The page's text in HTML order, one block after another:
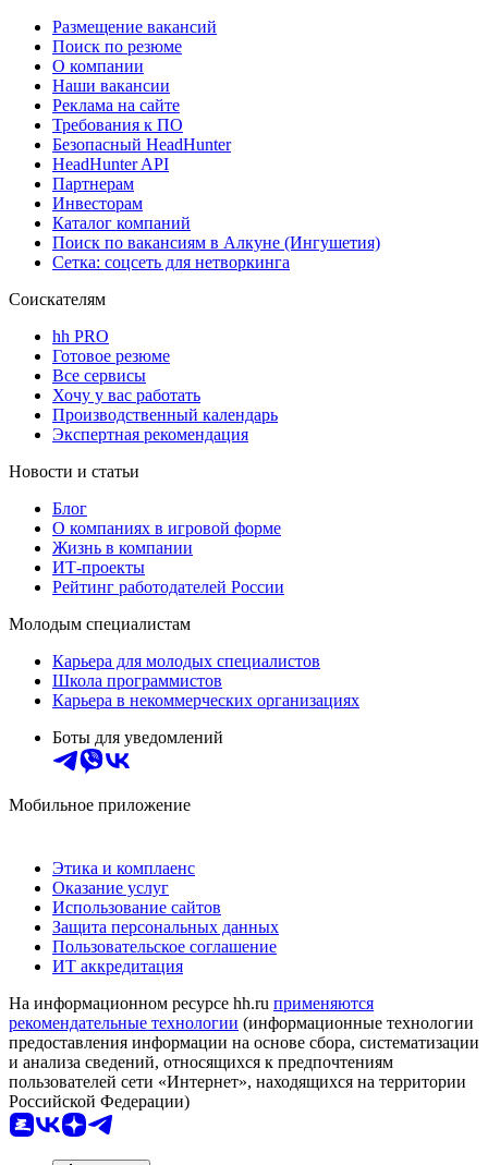
Размещение вакансий
Поиск по резюме
О компании
Наши вакансии
Реклама на сайте
Требования к ПО
Безопасный HeadHunter
HeadHunter API
Партнерам
Инвесторам
Каталог компаний
Поиск по вакансиям в Алкуне (Ингушетия)
Сетка: соцсеть для нетворкинга
Соискателям
hh PRO
Готовое резюме
Все сервисы
Хочу у вас работать
Производственный календарь
Экспертная рекомендация
Новости и статьи
Блог
О компаниях в игровой форме
Жизнь в компании
ИТ-проекты
Рейтинг работодателей России
Молодым специалистам
Карьера для молодых специалистов
Школа программистов
Карьера в некоммерческих организациях
Боты для уведомлений
Мобильное приложение
Этика и комплаенс
Оказание услуг
Использование сайтов
Защита персональных данных
Пользовательское соглашение
ИТ аккредитация
На информационном ресурсе hh.ru применяются
рекомендательные технологии (информационные технологии
предоставления информации на основе сбора, систематизации
и анализа сведений, относящихся к предпочтениям
пользователей сети «Интернет», находящихся на территории
Российской Федерации)